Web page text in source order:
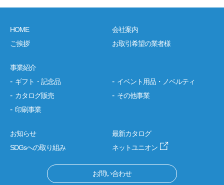
HOME
会社案内
ご挨拶
お取引希望の業者様
事業紹介
ギフト・記念品
カタログ販売
印刷事業
イベント用品・ノベルティ
その他事業
お知らせ
最新カタログ
SDGsへの取り組み
ネットユニオン
お問い合わせ